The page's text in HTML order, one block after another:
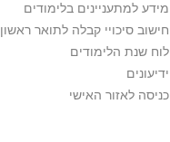
מידע למתעניינים בלימודים
חישוב סיכויי קבלה לתואר ראשון
לוח שנת הלימודים
ידיעונים
כניסה לאזור האישי